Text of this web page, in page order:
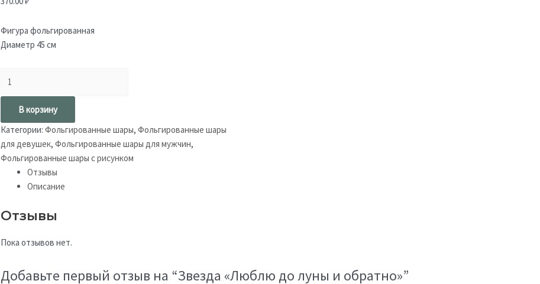
Фигура фольгированная
Диаметр 45 см
В корзину
Категории: Фольгированные шары, Фольгированные шары
для девушек, Фольгированные шары для мужчин,
Фольгированные шары с рисунком
Отзывы
Описание
Отзывы
Пока отзывов нет.
Добавьте первый отзыв на “Звезда «Люблю до луны и обратно»”